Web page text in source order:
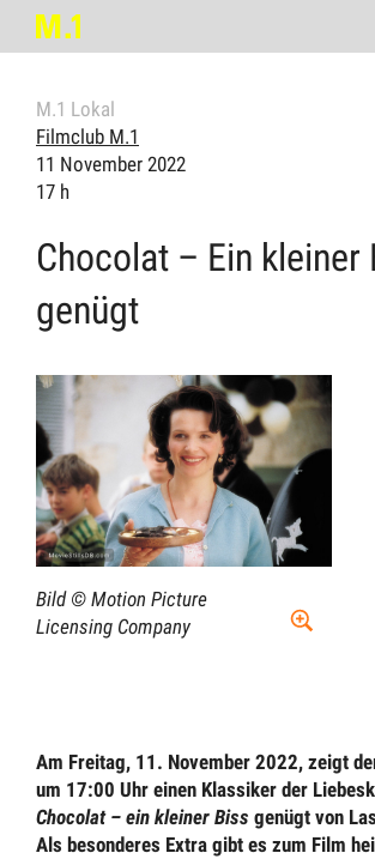
M.1 Lokal
Filmclub M.1
11 November 2022
17 h
Chocolat – Ein kleiner
genügt
Bild © Motion Picture
Licensing Company
Am Freitag, 11. November 2022, zeigt
um 17:00 Uhr einen Klassiker der
Chocolat – ein kleiner Biss genügt von
Als besonderes Extra gibt es zum Film